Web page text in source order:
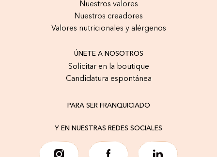
Nuestros valores
Nuestros creadores
Valores nutricionales y alérgenos
ÚNETE A NOSOTROS
Solicitar en la boutique
Candidatura espontánea
PARA SER FRANQUICIADO
Y EN NUESTRAS REDES SOCIALES